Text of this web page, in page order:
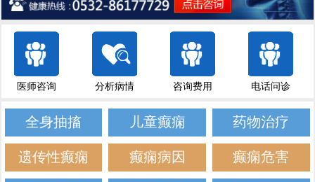
医师咨询 分析病情 咨询费用 电话问诊
全身抽搐 儿童癫痫 药物治疗
遗传性癫痫 癫痫病因 癫痫危害